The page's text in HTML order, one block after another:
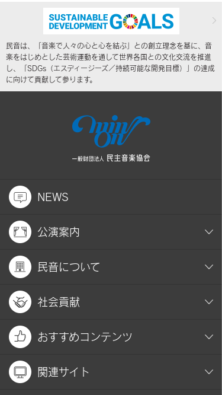
民音は、「音楽で人々の心と心を結ぶ」との創立理念を基に、音
楽をはじめとした芸術運動を通して世界各国との文化交流を推進
し、「SDGs（エスディージーズ／持続可能な開発目標）」の達成
に向けて貢献して参ります。
NEWS
公演案内
民音について
社会貢献
おすすめコンテンツ
関連サイト